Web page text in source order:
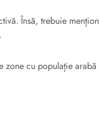
Însă, trebuie
zone cu populație arabă